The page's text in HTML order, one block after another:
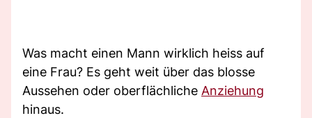
Was macht einen Mann wirklich heiss auf
eine Frau? Es geht weit über das blosse
Aussehen oder oberflächliche Anziehung
hinaus.